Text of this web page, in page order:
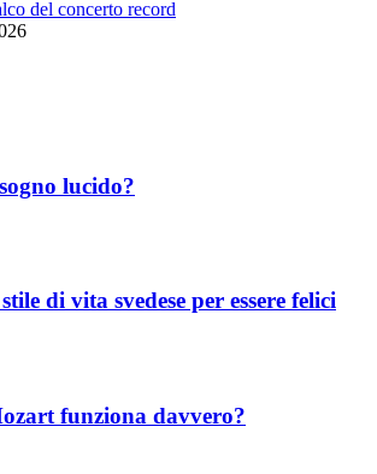
del concerto record
lucido?
di vita svedese per essere felici
funziona davvero?